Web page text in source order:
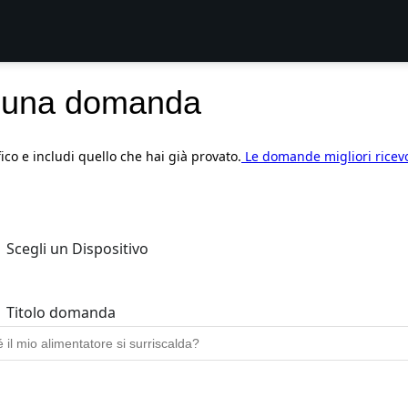
domanda
e includi quello che hai già provato. Le domande migliori
Scegli un Dispositivo
Titolo domanda